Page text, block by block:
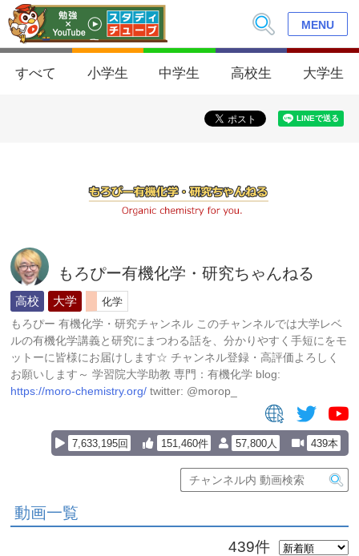
MENU
すべて 小学生 中学生 高校生 大学生
もろぴー有機化学・研究ちゃんねる
高校 大学
化学
もろぴー 有機化学・研究チャンネル このチャンネルでは大学レベ
ルの有機化学講義と研究にまつわる話を、分かりやすく手短にをモ
ットーに皆様にお届けします☆ チャンネル登録・高評価よろしく
お願いします～ 学習院大学助教 専門：有機化学 blog:
https://moro-chemistry.org/ twitter: @morop_
57,800人 439本
7,633,195回 151,460件
動画一覧
439件